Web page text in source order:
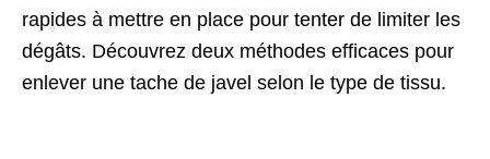
rapides à mettre en place pour tenter de limiter les
dégâts. Découvrez deux méthodes efficaces pour
enlever une tache de javel selon le type de tissu.